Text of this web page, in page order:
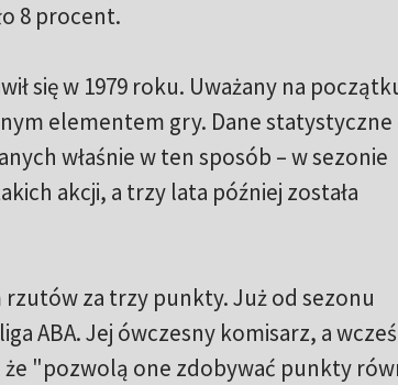
8 procent.
się w 1979 roku. Uważany na
elementem gry. Dane statystyczne
właśnie w ten sposób – w sezonie
akcji, a trzy lata później została
rzutów za trzy punkty. Już od sezonu
ABA. Jej ówczesny komisarz, a
że "pozwolą one zdobywać punkty